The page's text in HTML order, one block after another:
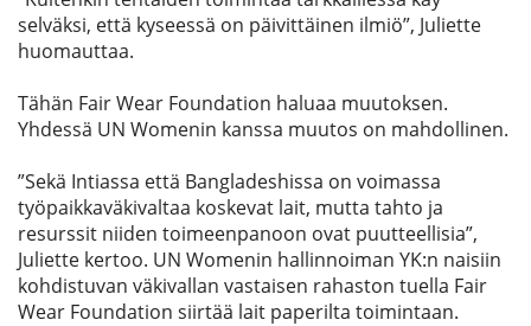
selväksi, että kyseessä on päivittäinen ilmiö”, Juliette
huomauttaa.
Tähän Fair Wear Foundation haluaa muutoksen.
Yhdessä UN Womenin kanssa muutos on mahdollinen.
”Sekä Intiassa että Bangladeshissa on voimassa
työpaikkaväkivaltaa koskevat lait, mutta tahto ja
resurssit niiden toimeenpanoon ovat puutteellisia”,
Juliette kertoo. UN Womenin hallinnoiman YK:n naisiin
kohdistuvan väkivallan vastaisen rahaston tuella Fair
Wear Foundation siirtää lait paperilta toimintaan.